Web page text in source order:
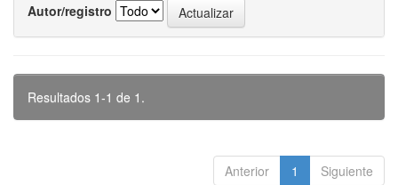
Autor/registro
Resultados 1-1 de 1.
Anterior 1 Siguiente